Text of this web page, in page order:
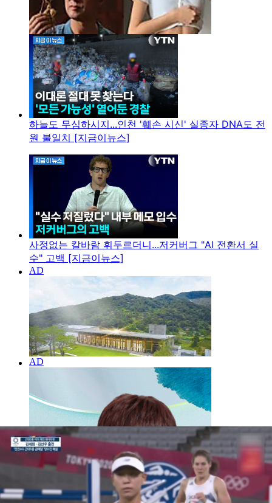
하늘도 무심하시지...인천 '훼손 시신' 실종자 DNA도 전
원 불일치 [지금이뉴스]
사정없는 칼바람 휘두르더니...저커버그 "AI 전환서 실
수" 고백 [지금이뉴스]